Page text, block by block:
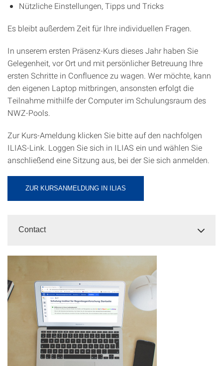
Nützliche Einstellungen, Tipps und Tricks
Es bleibt außerdem Zeit für Ihre individuellen Fragen.
In unserem ersten Präsenz-Kurs dieses Jahr haben Sie
Gelegenheit, vor Ort und mit persönlicher Betreuung Ihre
ersten Schritte in Confluence zu wagen. Wer möchte, kann
den eigenen Laptop mitbringen, ansonsten erfolgt die
Teilnahme mithilfe der Computer im Schulungsraum des
NWZ-Pools.
Zur Kurs-Ameldung klicken Sie bitte auf den nachfolgen
ILIAS-Link. Loggen Sie sich in ILIAS ein und wählen Sie
anschließend eine Sitzung aus, bei der Sie sich anmelden.
ZUR KURSANMELDUNG IN ILIAS
Contact